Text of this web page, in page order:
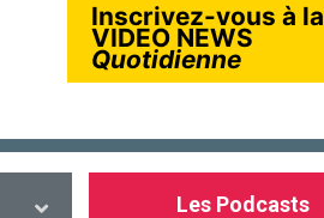
Inscrivez-vous à la
VIDEO NEWS
Quotidienne
Les Podcasts